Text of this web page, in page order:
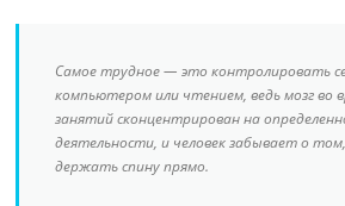
Самое трудное — это контролировать
компьютером или чтением, ведь мозг во
занятий сконцентрирован на
деятельности, и человек забывает о
держать спину прямо.